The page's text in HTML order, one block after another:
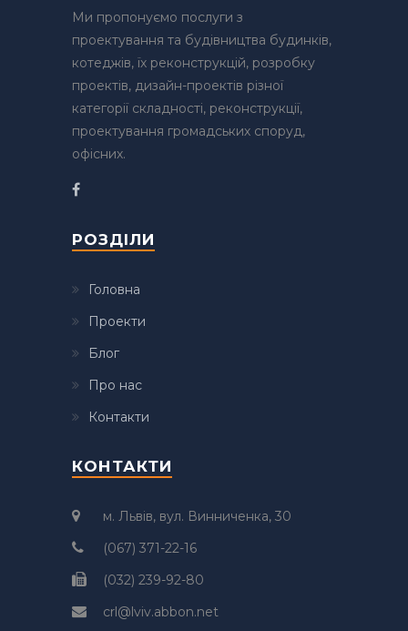
Ми пропонуємо послуги з
проектування та будівництва будинків,
котеджів, їх реконструкцій, розробку
проектів, дизайн-проектів різної
категорії складності, реконструкції,
проектування громадських споруд,
офісних.
РОЗДІЛИ
Головна
Проекти
Блог
Про нас
Контакти
КОНТАКТИ
м. Львів, вул. Винниченка, 30
(067) 371-22-16
(032) 239-92-80
crl@lviv.abbon.net